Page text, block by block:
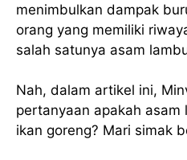
menimbulkan dampak
orang yang memiliki
salah satunya asam
Nah, dalam artikel ini,
pertanyaan apakah asam
ikan goreng? Mari simak